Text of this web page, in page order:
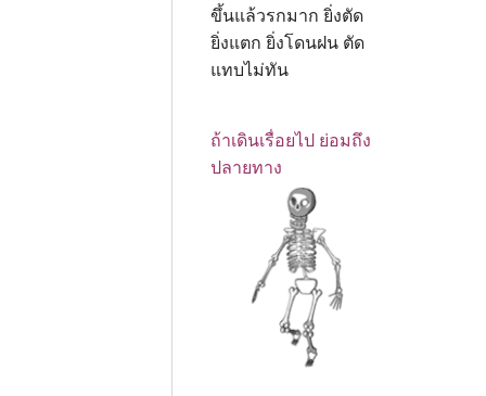
ขึ้นแล้วรกมาก ยิ่งตัด
ยิ่งแตก ยิ่งโดนฝน ตัด
แทบไม่ทัน
ถ้าเดินเรื่อยไป ย่อมถึง
ปลายทาง